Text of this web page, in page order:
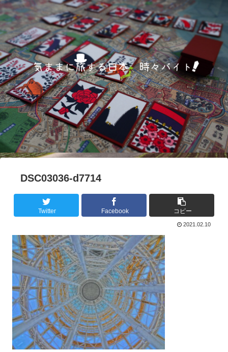
DSC03036-d7714
Twitter Facebook コピー
2021.02.10